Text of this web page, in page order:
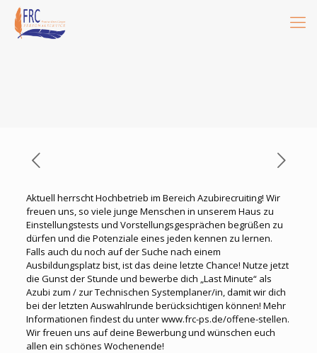
Aktuell herrscht Hochbetrieb im Bereich Azubirecruiting! Wir
freuen uns, so viele junge Menschen in unserem Haus zu
Einstellungstests und Vorstellungsgesprächen begrüßen zu
dürfen und die Potenziale eines jeden kennen zu lernen.
Falls auch du noch auf der Suche nach einem
Ausbildungsplatz bist, ist das deine letzte Chance! Nutze jetzt
die Gunst der Stunde und bewerbe dich „Last Minute“ als
Azubi zum / zur Technischen Systemplaner/in, damit wir dich
bei der letzten Auswahlrunde berücksichtigen können! Mehr
Informationen findest du unterwww.frc-ps.de/offene-stellen.
Wir freuen uns auf deine Bewerbung und wünschen euch
allen ein schönes Wochenende!